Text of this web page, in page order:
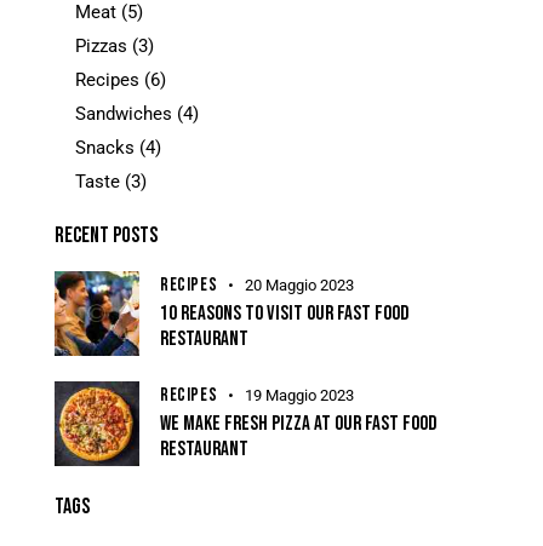
Meat (5)
Pizzas (3)
Recipes (6)
Sandwiches (4)
Snacks (4)
Taste (3)
RECENT POSTS
RECIPES 20 Maggio 2023
10 REASONS TO VISIT OUR FAST FOOD
RESTAURANT
RECIPES 19 Maggio 2023
WE MAKE FRESH PIZZA AT OUR FAST FOOD
RESTAURANT
TAGS